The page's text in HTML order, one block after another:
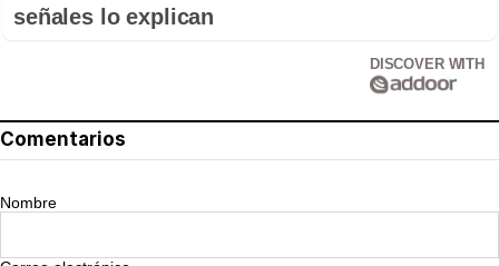
señales lo explican
DISCOVER WITH
Comentarios
Nombre